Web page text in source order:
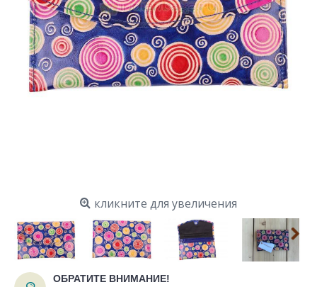
кликните для увеличения
ОБРАТИТЕ ВНИМАНИЕ!